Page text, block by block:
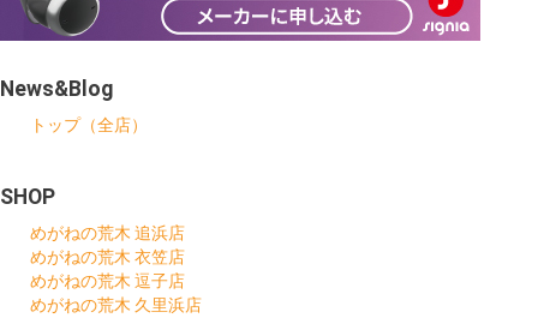
News&Blog
トップ（全店）
SHOP
めがねの荒木 追浜店
めがねの荒木 衣笠店
めがねの荒木 逗子店
めがねの荒木 久里浜店